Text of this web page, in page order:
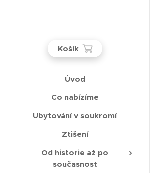
Košík
Úvod
Co nabízíme
Ubytování v soukromí
Ztišení
Od historie až po
současnost